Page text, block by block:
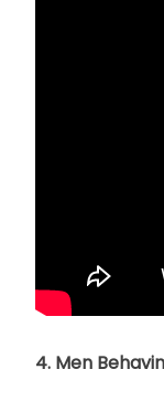
4. Men